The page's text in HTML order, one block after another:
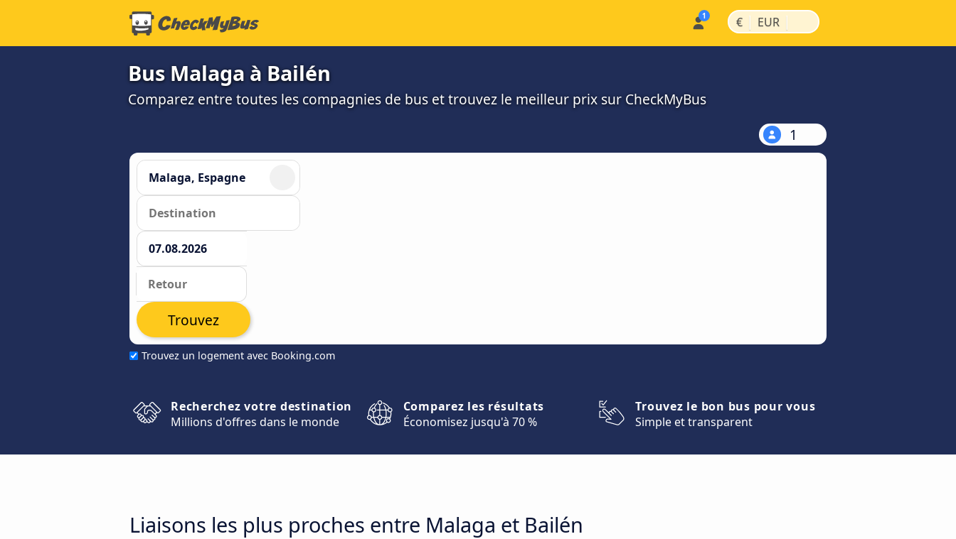
€ | EUR |
Bus Malaga à Bailén
Comparez entre toutes les compagnies de bus et trouvez le meilleur prix sur CheckMyBus
1
Trouvez un logement avec Booking.com
Trouvez
Recherchez votre destination
Millions d'offres dans le monde
Comparez les résultats
Économisez jusqu'à 70 %
Trouvez le bon bus pour vous
Simple et transparent
Liaisons les plus proches entre Malaga et Bailén